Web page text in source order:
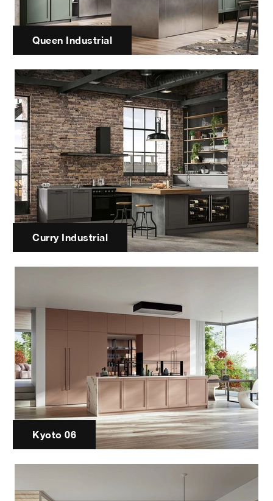
Queen Industrial
Curry Industrial
Kyoto 06